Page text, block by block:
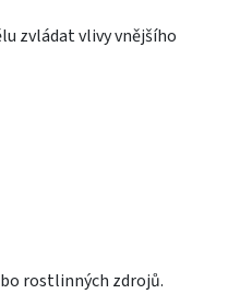
zvládat vlivy vnějšího
rostlinných zdrojů.